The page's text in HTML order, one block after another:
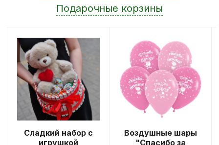
Подарочные корзины
Сладкий набор с
игрушкой
Воздушные шары
"Спасибо за